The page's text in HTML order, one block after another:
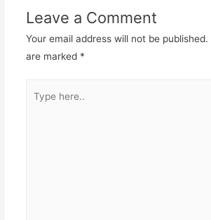
Leave a Comment
Your email address will not be published.
are marked *